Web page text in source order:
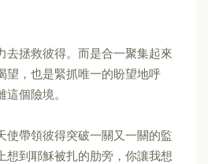
去拯救彼得。而是合一聚集起來
望，也是緊抓唯一的盼望地呼
個險境。
使帶領彼得突破一關又一關的監
想到耶穌被扎的肋旁，你讓我想